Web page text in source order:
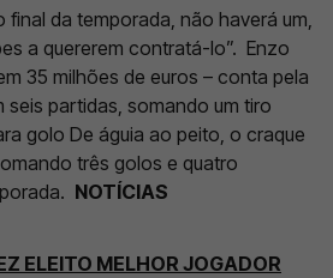
final da temporada, não haverá um,
a quererem contratá-lo”. Enzo
35 milhões de euros – conta pela
seis partidas, somando um tiro
golo De águia ao peito, o craque
três golos e quatro
NOTÍCIAS
ELEITO MELHOR JOGADOR